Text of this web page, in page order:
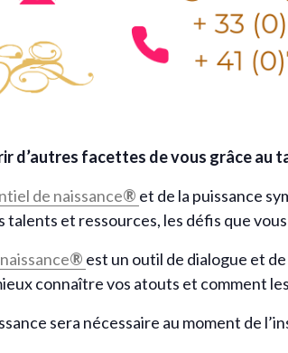
d’autres facettes de vous grâce au
de naissance® et de la puissance
talents et ressources, les défis que
® est un outil de dialogue et
connaître vos atouts et comment
sera nécessaire au moment de